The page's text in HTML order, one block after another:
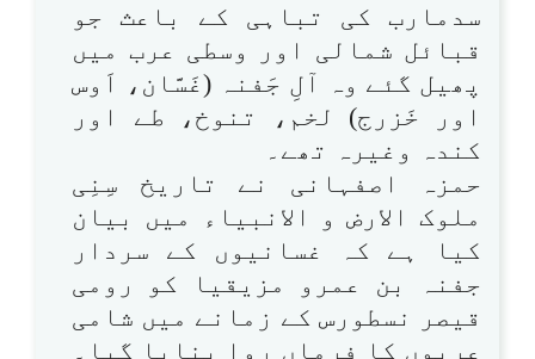
سدمارب کی تباہی کے باعث جو
قبائل شمالی اور وسطی عرب میں
پھیل گئے وہ آلِ جَفنہ (غَسَّان، اَوس
اور خَزرج) لخم، تنوخ، طے اور
کندہ وغیرہ تھے۔
حمزہ اصفہانی نے تاریخ سِنِی
ملوک الارض و الانبیاء میں بیان
کیا ہے کہ غسانیوں کے سردار
جفنہ بن عمرو مزیقیا کو رومی
قیصر نسطورس کے زمانے میں شامی
عربوں کا فرماں روا بنایا گیا۔